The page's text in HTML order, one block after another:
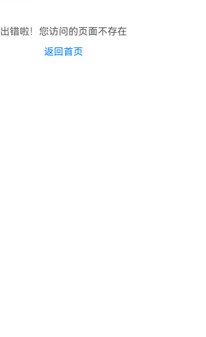
出错啦！您访问的页面不存在
返回首页